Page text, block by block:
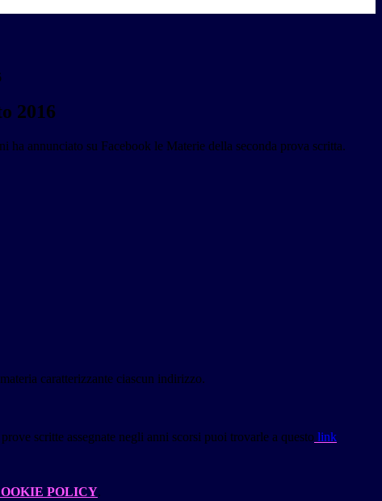
2016
ha annunciato su Facebook le Materie della seconda prova scritta.
caratterizzante ciascun indirizzo.
scritte assegnate negli anni scorsi puoi trovarle a questo link
POLICY.